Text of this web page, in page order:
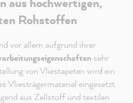
Rohstoffen
vor allem aufgrund ihrer
sehr
von Vliestapeten wird ein
Vliesträgermaterial eingesetzt.
aus Zellstoff und textilen